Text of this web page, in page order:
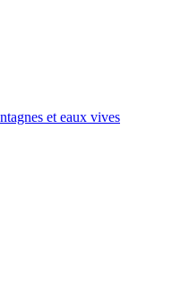
et eaux vives